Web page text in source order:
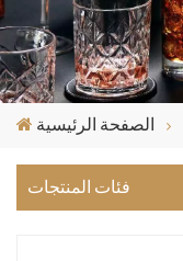
الصفحة الرئيسية
فئات المنتجات